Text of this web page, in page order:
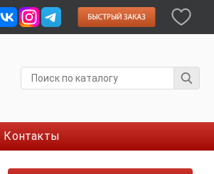
Контакты